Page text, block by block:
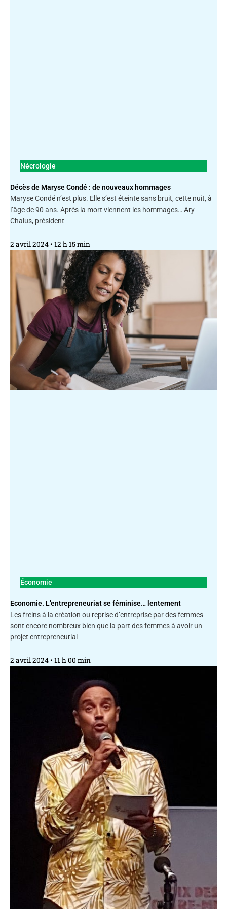
Nécrologie
Décès de Maryse Condé : de nouveaux hommages
Maryse Condé n’est plus. Elle s’est éteinte sans bruit, cette nuit, à
l’âge de 90 ans. Après la mort viennent les hommages… Ary
Chalus, président
2 avril 2024 12 h 15 min
Économie
Economie. L’entrepreneuriat se féminise… lentement
Les freins à la création ou reprise d’entreprise par des femmes
sont encore nombreux bien que la part des femmes à avoir un
projet entrepreneurial
2 avril 2024 11 h 00 min